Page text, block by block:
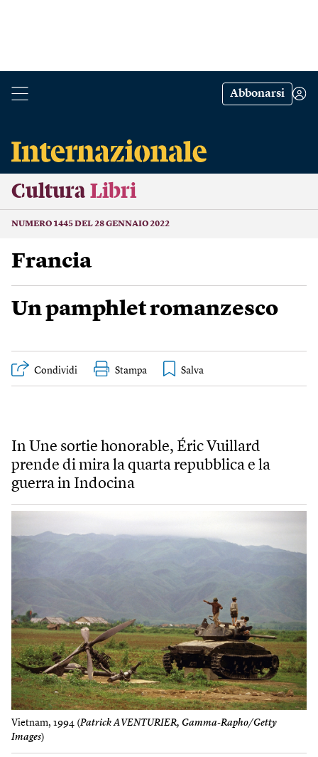
Abbonarsi
Cultura Libri
NUMERO 1445 DEL 28 GENNAIO 2022
Francia
Un pamphlet romanzesco
Condividi Stampa
In Une sortie honorable, Éric Vuillard
prende di mira la quarta repubblica e la
guerra in Indocina
Vietnam, 1994 (Patrick AVENTURIER, Gamma-Rapho/Getty
Images)